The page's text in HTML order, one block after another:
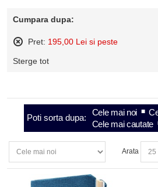
Cumpara dupa:
Pret: 195,00 Lei si peste
acest
Sterge tot
Poti sorta dupa:
Cele mai noi
Cele mai cautate
Arata